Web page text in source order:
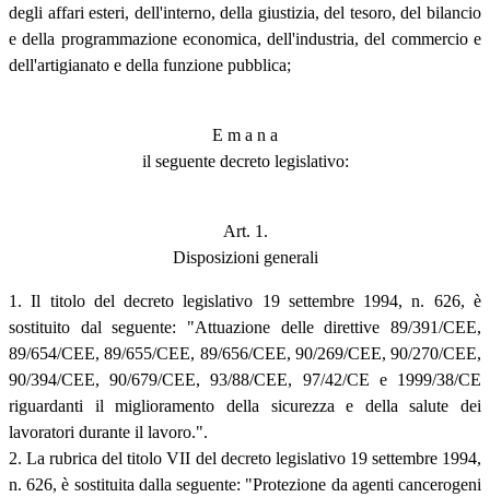
degli affari esteri, dell'interno, della giustizia, del tesoro, del bilancio
e della programmazione economica, dell'industria, del commercio e
dell'artigianato e della funzione pubblica;
E m a n a
il seguente decreto legislativo:
Art. 1.
Disposizioni generali
1. Il titolo del decreto legislativo 19 settembre 1994, n. 626, è
sostituito dal seguente: "Attuazione delle direttive 89/391/CEE,
89/654/CEE, 89/655/CEE, 89/656/CEE, 90/269/CEE, 90/270/CEE,
90/394/CEE, 90/679/CEE, 93/88/CEE, 97/42/CE e 1999/38/CE
riguardanti il miglioramento della sicurezza e della salute dei
lavoratori durante il lavoro.".
2. La rubrica del titolo VII del decreto legislativo 19 settembre 1994,
n. 626, è sostituita dalla seguente: "Protezione da agenti cancerogeni